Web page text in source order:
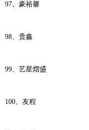
97、豪裕馨
98、贵鑫
99、艺星熠盛
100、友程